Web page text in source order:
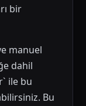
bir
manuel
dahil
ile bu
Bu